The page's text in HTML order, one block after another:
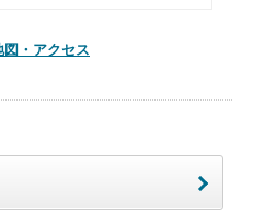
図・アクセス